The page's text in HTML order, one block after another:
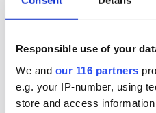
Responsible use of your
We and our 116 partners
e.g. your IP-number, using
store and access